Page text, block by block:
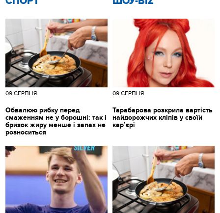
09 СЕРПНЯ
Обвалюю рибку перед
смаженням не у борошні: так і
бризок жиру менше і запах не
розноситься
09 СЕРПНЯ
Тарабарова розкрила вартість
найдорожчих кліпів у своїй
кар’єрі